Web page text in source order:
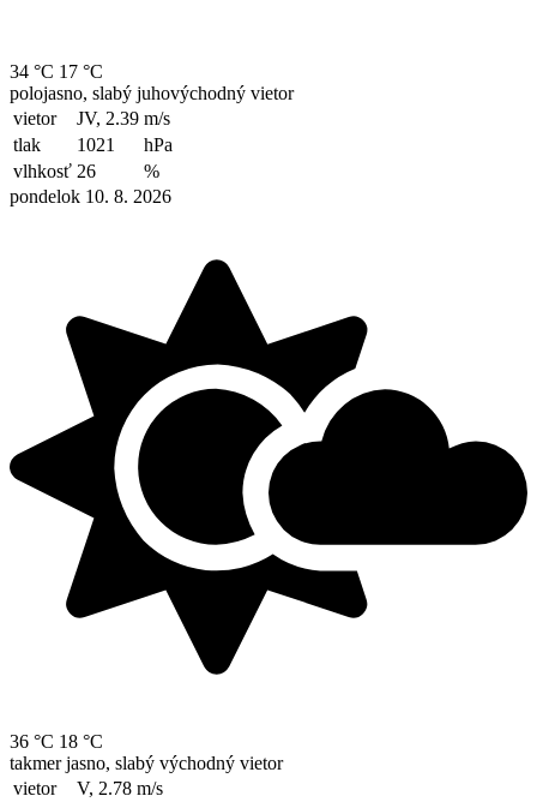
34 °C 17 °C
polojasno, slabý juhovýchodný vietor
vietor
JV, 2.39 m/s
tlak
1021
hPa
vlhkosť 26
%
pondelok 10. 8. 2026
36 °C 18 °C
takmer jasno, slabý východný vietor
vietor
V, 2.78 m/s